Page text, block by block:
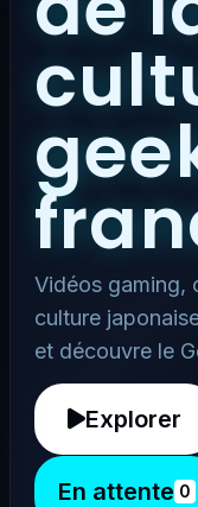
Vidéos gaming,
culture
et découvre le
Explorer
En attente 0